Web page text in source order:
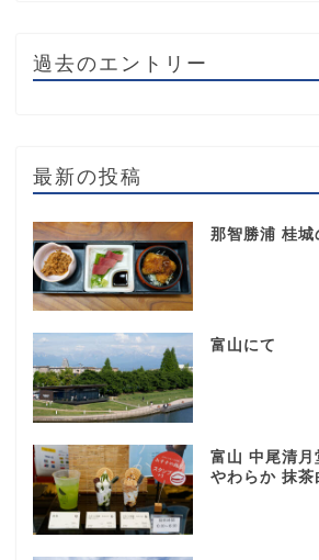
過去のエントリー
最新の投稿
那智勝浦 桂城
富山にて
富山 中尾清月
やわらか 抹茶